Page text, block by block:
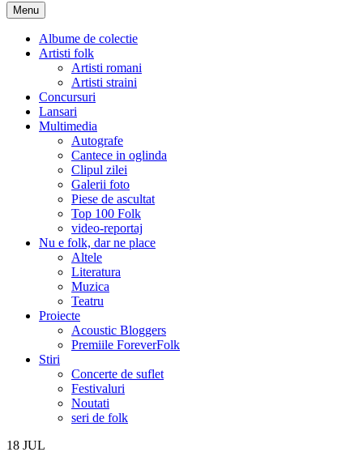
Menu Skip
to
content
Albume de colectie
Artisti folk
Artisti romani
Artisti straini
Concursuri
Lansari
Multimedia
Autografe
Cantece in oglinda
Clipul zilei
Galerii foto
Piese de ascultat
Top 100 Folk
video-reportaj
Nu e folk, dar ne place
Altele
Literatura
Muzica
Teatru
Proiecte
Acoustic Bloggers
Premiile ForeverFolk
Stiri
Concerte de suflet
Festivaluri
Noutati
seri de folk
18 JUL